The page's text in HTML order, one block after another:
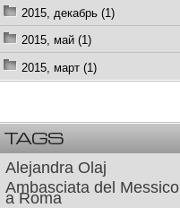
2015, декабрь (1)
2015, май (1)
2015, март (1)
TAGS
Alejandra Olaj
Ambasciata del Messico
a Roma